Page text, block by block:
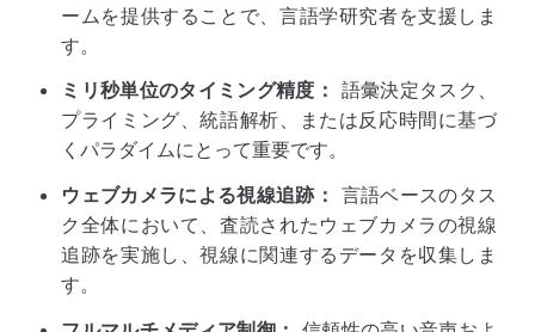
ームを提供することで、言語学研究者を支援しま
す。
ミリ秒単位のタイミング精度： 語彙決定タスク、
プライミング、統語解析、または反応時間に基づ
くパラダイムにとって重要です。
ウェブカメラによる視線追跡： 言語ベースのタス
ク全体において、査読されたウェブカメラの視線
追跡を実施し、視線に関連するデータを収集しま
す。